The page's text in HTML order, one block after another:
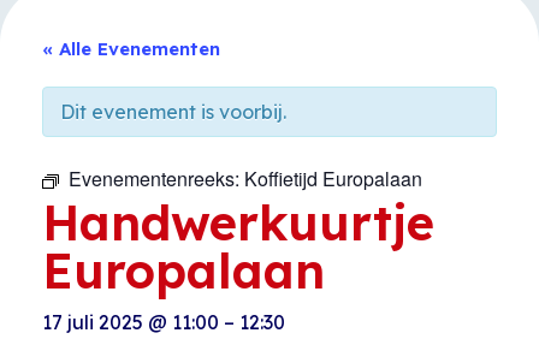
« Alle Evenementen
Dit evenement is voorbij.
Evenementenreeks: Koffietijd Europalaan
Handwerkuurtje
Europalaan
17 juli 2025 @ 11:00 – 12:30